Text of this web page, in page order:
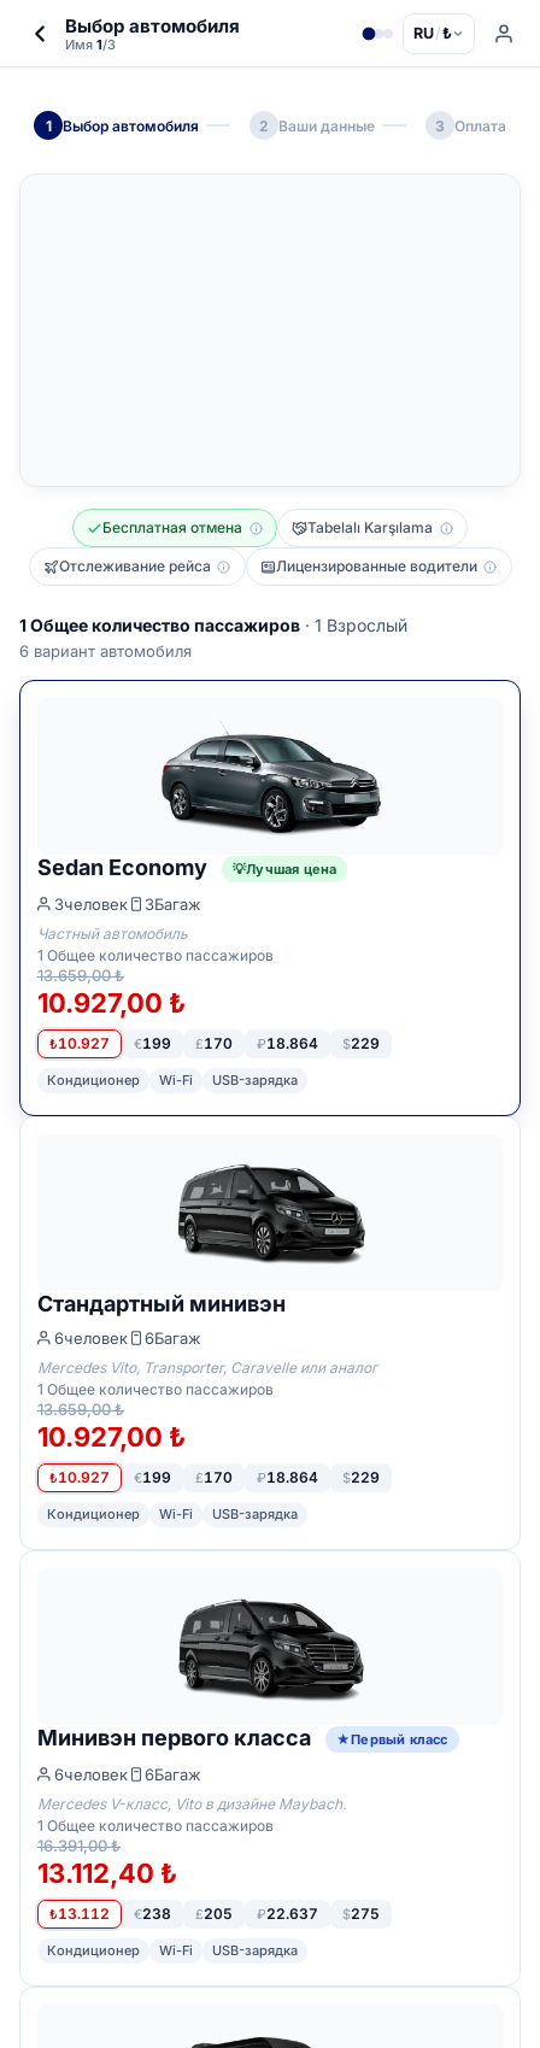
Выбор автомобиля
Имя 1/3
RU/₺
1 Выбор автомобиля 2 Ваши данные 3 Оплата
Бесплатная отмена Tabelalı Karşılama
Отслеживание рейса Лицензированные водители
1Общее количество пассажиров · 1 Взрослый
6 вариант автомобиля
Sedan Economy Лучшая цена
3человек 3Багаж
Частный автомобиль
1 Общее количество пассажиров
13.659,00 ₺
10.927,00 ₺
₺10.927 €199 £170 ₽18.864 $229
Кондиционер Wi-Fi USB-зарядка
Стандартный минивэн
6человек 6Багаж
Mercedes Vito, Transporter, Caravelle или аналог
1 Общее количество пассажиров
13.659,00 ₺
10.927,00 ₺
₺10.927 €199 £170 ₽18.864 $229
Кондиционер Wi-Fi USB-зарядка
Минивэн первого класса Первый класс
6человек 6Багаж
Mercedes V-класс, Vito в дизайне Maybach.
1 Общее количество пассажиров
16.391,00 ₺
13.112,40 ₺
₺13.112 €238 £205 ₽22.637 $275
Кондиционер Wi-Fi USB-зарядка